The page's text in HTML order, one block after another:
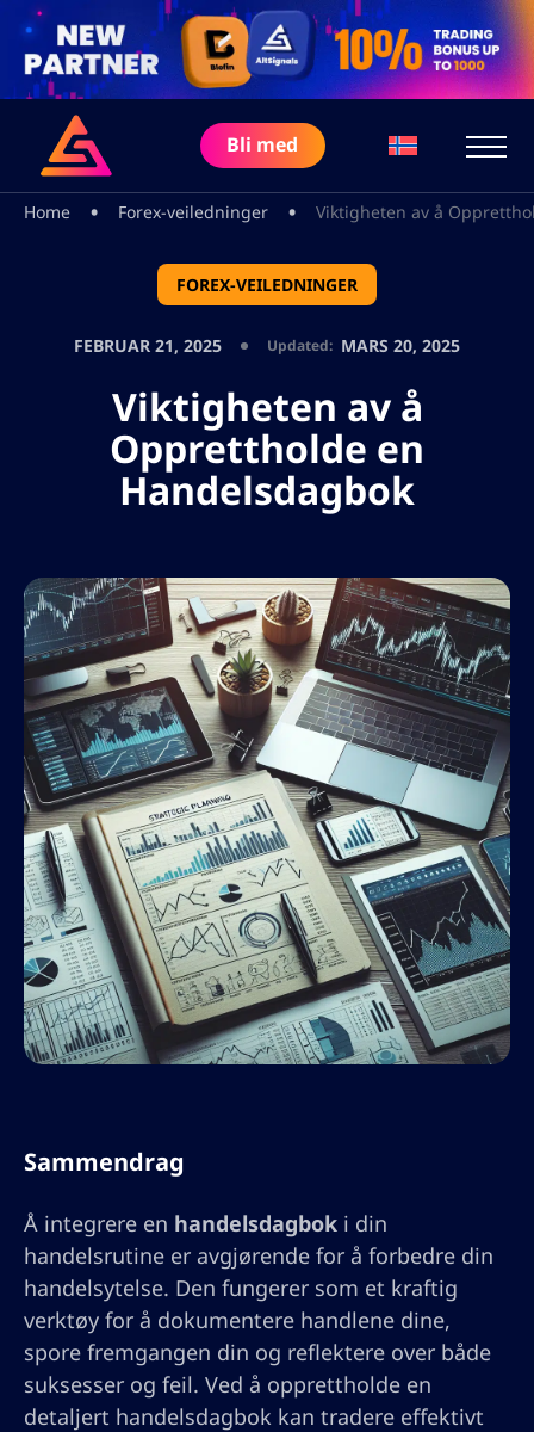
Bli med
Home • Forex-veiledninger • Viktigheten av å
FOREX-VEILEDNINGER
FEBRUAR 21, 2025 Updated: MARS 20, 2025
Viktigheten av å
Opprettholde en
Handelsdagbok
Sammendrag
Å integrere en handelsdagbok i din
handelsrutine er avgjørende for å forbedre din
handelsytelse. Den fungerer som et kraftig
verktøy for å dokumentere handlene dine,
spore fremgangen din og reflektere over både
suksesser og feil. Ved å opprettholde en
detaljert handelsdagbok kan tradere effektivt